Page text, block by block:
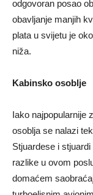
odgovoran posao
obavljanje manjih
plata u svijetu je
niža.
Kabinsko osoblje
Iako najpopularnije
osoblja se nalazi
Stjuardese i
razlike u ovom
domaćem